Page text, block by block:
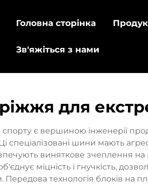
Головна сторінка
Зв'яжіться з нами
для
є вершиною інженерії
спеціалізовані шини мають
виняткове зчеплення на
міцність і гнучкість,
технологія блоків на